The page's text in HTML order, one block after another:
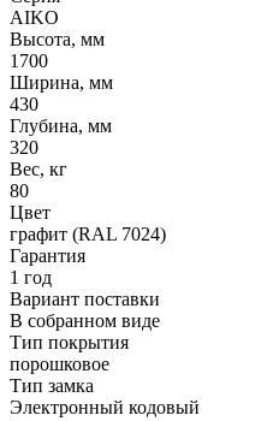
AIKO
Высота, мм
1700
Ширина, мм
430
Глубина, мм
320
Вес, кг
80
Цвет
графит (RAL 7024)
Гарантия
1 год
Вариант поставки
В собранном виде
Тип покрытия
порошковое
Тип замка
Электронный кодовый